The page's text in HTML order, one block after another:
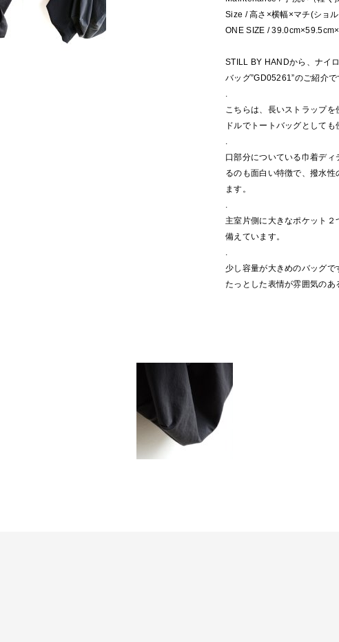
Size / 高さ×横幅×マチ(ショ
ONE SIZE /
STILL BY HANDから、ナイ
バッグ”GD05261”のご紹介で
こちらは、長いストラップ
ドルでトートバッグとして
口部分についている巾着デ
るのも面白い特徴で、撥水
ます。
主室片側に大きなポケット
備えています。
少し容量が大きめのバッグ
たっとした表情が雰囲気のあ